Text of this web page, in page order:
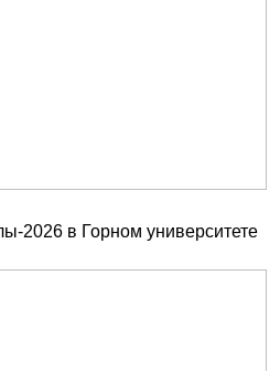
2026 в Горном университете